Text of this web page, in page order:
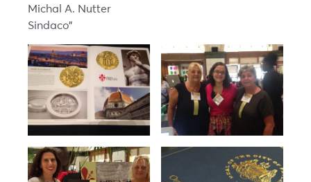
Michal A. Nutter
Sindaco”